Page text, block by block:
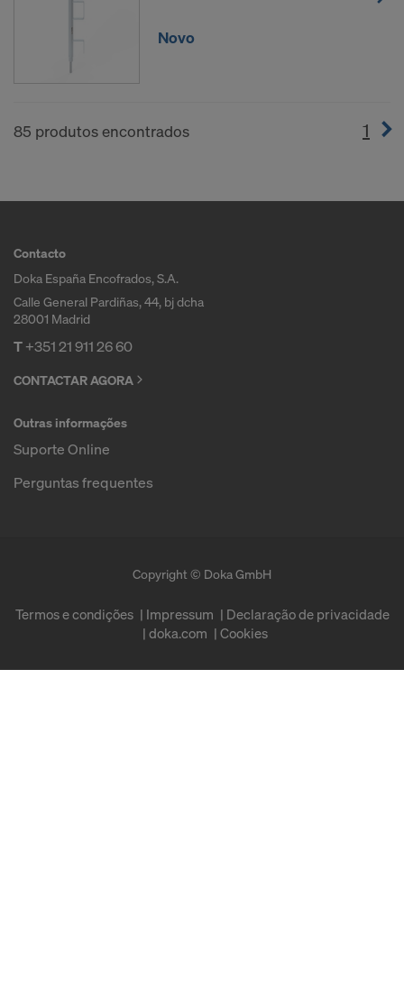
Novo
85 produtos encontrados 1
Contacto
Doka España Encofrados, S.A.
Calle General Pardiñas, 44, bj dcha
28001 Madrid
T+351 21 911 26 60
CONTACTAR AGORA
Outras informações
Suporte Online
Perguntas frequentes
Copyright © Doka GmbH
Termos e condições Impressum
Declaração de privacidade
doka.com
Cookies